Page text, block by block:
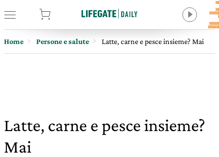
Home Persone e salute Latte, carne e pesce insieme? Mai
Latte, carne e pesce insieme?
Mai